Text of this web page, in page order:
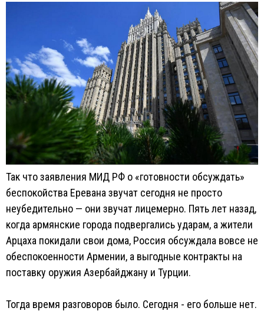
Так что заявления МИД РФ о «готовности обсуждать»
беспокойства Еревана звучат сегодня не просто
неубедительно — они звучат лицемерно. Пять лет назад,
когда армянские города подвергались ударам, а жители
Арцаха покидали свои дома, Россия обсуждала вовсе не
обеспокоенности Армении, а выгодные контракты на
поставку оружия Азербайджану и Турции.
Тогда время разговоров было. Сегодня - его больше нет.